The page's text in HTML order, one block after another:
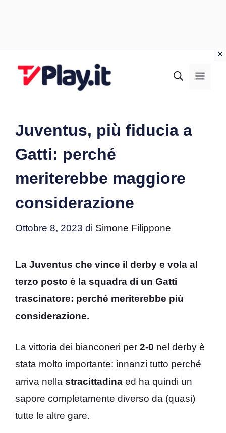
Juventus, più fiducia a
Gatti: perché
meriterebbe maggiore
considerazione
Ottobre 8, 2023 di Simone Filippone
La Juventus che vince il derby e vola al
terzo posto è la squadra di un Gatti
trascinatore: perché meriterebbe più
considerazione.
La vittoria dei bianconeri per 2-0 nel derby è
stata molto importante: innanzi tutto perché
arriva nella stracittadina ed ha quindi un
sapore completamente diverso da (quasi)
tutte le altre gare.